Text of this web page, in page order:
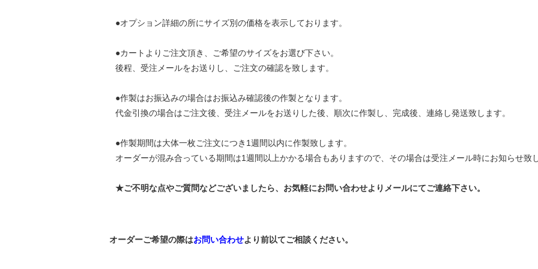
●オプション詳細の所にサイズ別の価格を表示しております。
●カートよりご注文頂き、ご希望のサイズをお選び下さい。
後程、受注メールをお送りし、ご注文の確認を致します。
●作製はお振込みの場合はお振込み確認後の作製となります。
代金引換の場合はご注文後、受注メールをお送りした後、順次に作製し、完成後、連絡し発送致します。
●作製期間は大体一枚ご注文につき1週間以内に作製致します。
オーダーが混み合っている期間は1週間以上かかる場合もありますので、その場合は受注メール時にお知らせ致
★ご不明な点やご質問などございましたら、お気軽にお問い合わせよりメールにてご連絡下さい。
オーダーご希望の際はお問い合わせより前以てご相談ください。